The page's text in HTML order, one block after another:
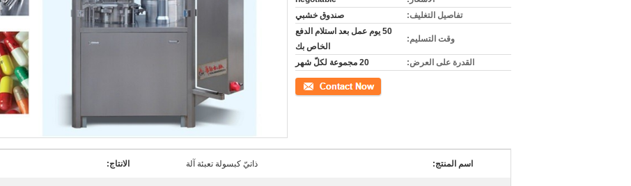
تفاصيل التغليف:
صندوق خشبي
وقت التسليم:
50 يوم عمل بعد استلام الدفع
الخاص بك
القدرة على العرض:
20 مجموعة لكلّ شهر
اتصل
اسم المنتج: ذاتيّ كبسولة تعبئة آلة الانتاج: